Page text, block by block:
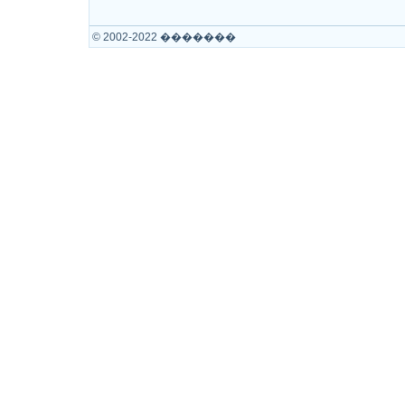
© 2002-2022 �������